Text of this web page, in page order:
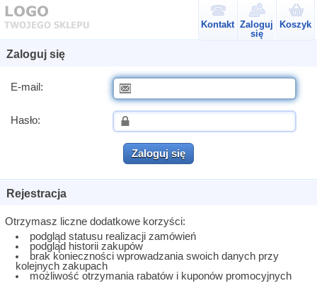
Kontakt Zaloguj
się
Koszyk
Zaloguj się
E-mail:
Hasło:
Zaloguj się
Rejestracja
Otrzymasz liczne dodatkowe korzyści:
podgląd statusu realizacji zamówień
podgląd historii zakupów
brak konieczności wprowadzania swoich danych przy
kolejnych zakupach
możliwość otrzymania rabatów i kuponów promocyjnych